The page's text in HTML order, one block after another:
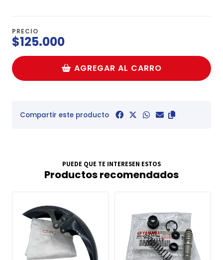
PRECIO
$125.000
AGREGAR AL CARRO
Compartir este producto
PUEDE QUE TE INTERESEN ESTOS
Productos recomendados